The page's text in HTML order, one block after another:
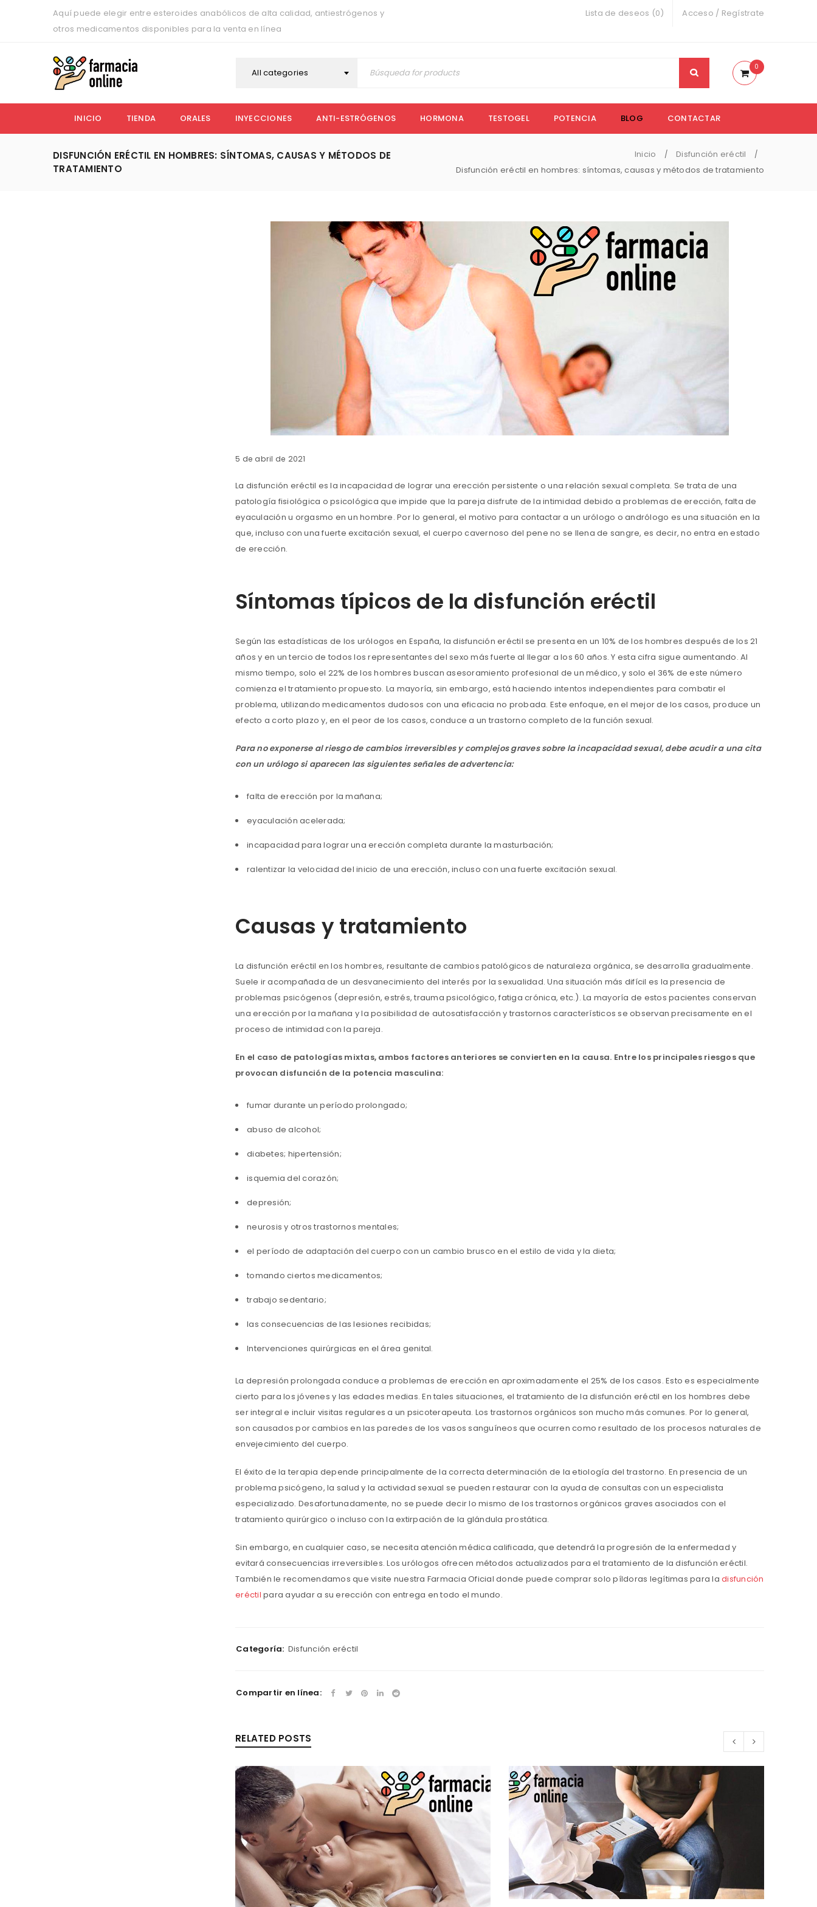
ACCEDER
ACCESO
Aquí puede elegir entre esteroides anabólicos de alta calidad, antiestrógenos y
otros medicamentos disponibles para la venta en línea
Acceso / Regístrate
Lista de deseos (0)
All categories
0
INICIO TIENDA ORALES INYECCIONES ANTI-ESTRÓGENOS HORMONA TESTOGEL POTENCIA BLOG CONTACTAR
DISFUNCIÓN ERÉCTIL EN HOMBRES: SÍNTOMAS, CAUSAS Y MÉTODOS DE
TRATAMIENTO
Inicio / Disfunción eréctil /
Disfunción eréctil en hombres: síntomas, causas y métodos de tratamiento
5 de abril de 2021
La disfunción eréctil es la incapacidad de lograr una erección persistente o una relación sexual completa. Se trata de una
patología fisiológica o psicológica que impide que la pareja disfrute de la intimidad debido a problemas de erección, falta de
eyaculación u orgasmo en un hombre. Por lo general, el motivo para contactar a un urólogo o andrólogo es una situación en la
que, incluso con una fuerte excitación sexual, el cuerpo cavernoso del pene no se llena de sangre, es decir, no entra en estado
de erección.
Síntomas típicos de la disfunción eréctil
Según las estadísticas de los urólogos en España, la disfunción eréctil se presenta en un 10% de los hombres después de los 21
años y en un tercio de todos los representantes del sexo más fuerte al llegar a los 60 años. Y esta cifra sigue aumentando. Al
mismo tiempo, solo el 22% de los hombres buscan asesoramiento profesional de un médico, y solo el 36% de este número
comienza el tratamiento propuesto. La mayoría, sin embargo, está haciendo intentos independientes para combatir el
problema, utilizando medicamentos dudosos con una eficacia no probada. Este enfoque, en el mejor de los casos, produce un
efecto a corto plazo y, en el peor de los casos, conduce a un trastorno completo de la función sexual.
Para no exponerse al riesgo de cambios irreversibles y complejos graves sobre la incapacidad sexual, debe acudir a una cita
con un urólogo si aparecen las siguientes señales de advertencia:
falta de erección por la mañana;
eyaculación acelerada;
incapacidad para lograr una erección completa durante la masturbación;
ralentizar la velocidad del inicio de una erección, incluso con una fuerte excitación sexual.
Causas y tratamiento
La disfunción eréctil en los hombres, resultante de cambios patológicos de naturaleza orgánica, se desarrolla gradualmente.
Suele ir acompañada de un desvanecimiento del interés por la sexualidad. Una situación más difícil es la presencia de
problemas psicógenos (depresión, estrés, trauma psicológico, fatiga crónica, etc.). La mayoría de estos pacientes conservan
una erección por la mañana y la posibilidad de autosatisfacción y trastornos característicos se observan precisamente en el
proceso de intimidad con la pareja.
En el caso de patologías mixtas, ambos factores anteriores se convierten en la causa. Entre los principales riesgos que
provocan disfunción de la potencia masculina:
fumar durante un período prolongado;
abuso de alcohol;
diabetes; hipertensión;
isquemia del corazón;
depresión;
neurosis y otros trastornos mentales;
el período de adaptación del cuerpo con un cambio brusco en el estilo de vida y la dieta;
tomando ciertos medicamentos;
trabajo sedentario;
las consecuencias de las lesiones recibidas;
Intervenciones quirúrgicas en el área genital.
La depresión prolongada conduce a problemas de erección en aproximadamente el 25% de los casos. Esto es especialmente
cierto para los jóvenes y las edades medias. En tales situaciones, el tratamiento de la disfunción eréctil en los hombres debe
ser integral e incluir visitas regulares a un psicoterapeuta. Los trastornos orgánicos son mucho más comunes. Por lo general,
son causados ​​por cambios en las paredes de los vasos sanguíneos que ocurren como resultado de los procesos naturales de
envejecimiento del cuerpo.
El éxito de la terapia depende principalmente de la correcta determinación de la etiología del trastorno. En presencia de un
problema psicógeno, la salud y la actividad sexual se pueden restaurar con la ayuda de consultas con un especialista
especializado. Desafortunadamente, no se puede decir lo mismo de los trastornos orgánicos graves asociados con el
tratamiento quirúrgico o incluso con la extirpación de la glándula prostática.
Sin embargo, en cualquier caso, se necesita atención médica calificada, que detendrá la progresión de la enfermedad y
evitará consecuencias irreversibles. Los urólogos ofrecen métodos actualizados para el tratamiento de la disfunción eréctil.
También le recomendamos que visite nuestra Farmacia Oficial donde puede comprar solo píldoras legítimas para la disfunción
eréctil para ayudar a su erección con entrega en todo el mundo.
Categoría: Disfunción eréctil
Compartir en línea:
RELATED POSTS